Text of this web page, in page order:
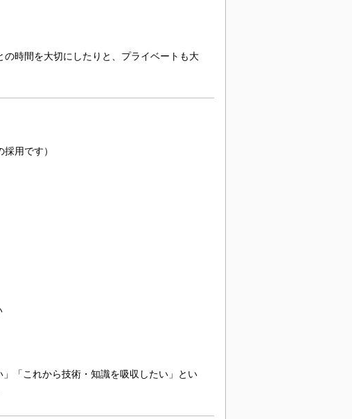
時間を大切にしたりと、プライベートも大
用です）
「これから技術・知識を吸収したい」とい